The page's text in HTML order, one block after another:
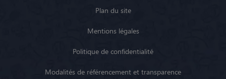
Plan du site
Mentions légales
Politique de confidentialité
Modalités de référencement et transparence